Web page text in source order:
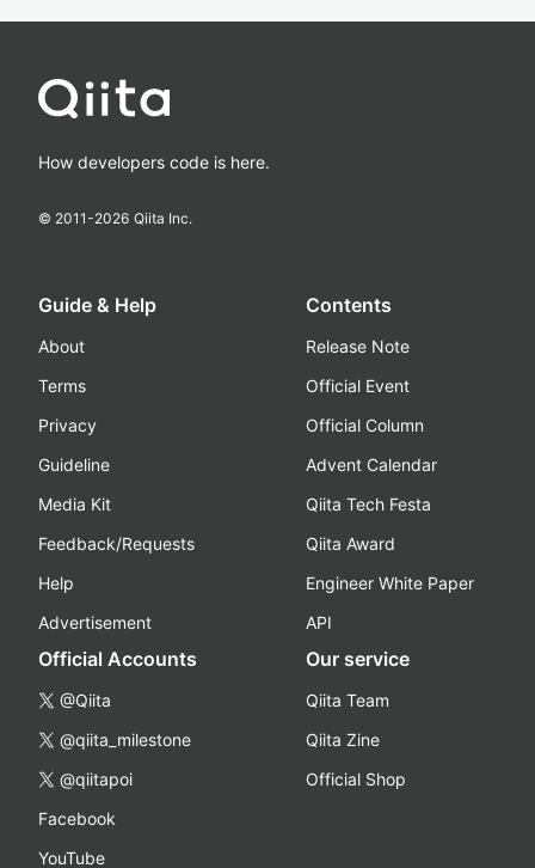
How developers code is here.
© 2011-2026 Qiita Inc.
Guide & Help
About
Terms
Privacy
Guideline
Media Kit
Feedback/Requests
Help
Advertisement
Contents
Release Note
Official Event
Official Column
Advent Calendar
Qiita Tech Festa
Qiita Award
Engineer White Paper
API
Official Accounts
@Qiita
@qiita_milestone
@qiitapoi
Facebook
YouTube
Our service
Qiita Team
Qiita Zine
Official Shop